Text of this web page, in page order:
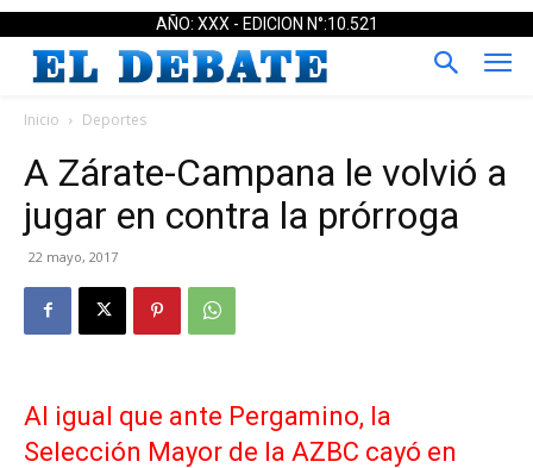
AÑO: XXX - EDICION N°:10.521
Inicio Deportes
A Zárate-Campana le volvió a
jugar en contra la prórroga
22 mayo, 2017
Al igual que ante Pergamino, la
Selección Mayor de la AZBC cayó en